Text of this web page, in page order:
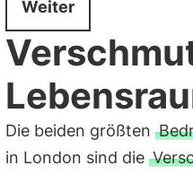
Weiter
Die beiden größten
in London sind die